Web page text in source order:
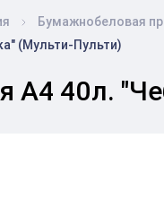
Бумажнобеловая
(Мульти-Пульти)
А4 40л.